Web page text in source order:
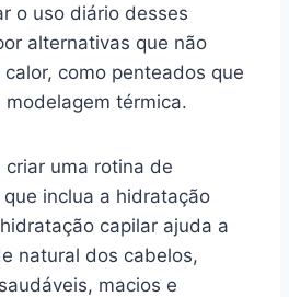
o uso diário desses
alternativas que não
como penteados que
térmica.
uma rotina de
inclua a hidratação
capilar ajuda a
natural dos cabelos,
macios e